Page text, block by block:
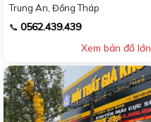
Trung An, Đồng Tháp
📞 0562.439.439
Xem bản đồ lớn